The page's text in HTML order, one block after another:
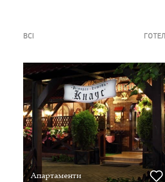
ВСІ ГОТЕЛІ
Апартаменти